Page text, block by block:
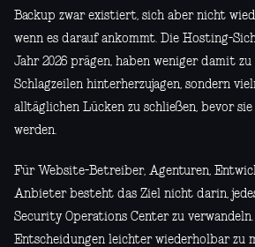
Backup zwar existiert, sich aber nicht
wenn es darauf ankommt. Die Hosting-
Jahr 2026 prägen, haben weniger damit
Schlagzeilen hinterherzujagen, sondern
alltäglichen Lücken zu schließen, bevor
werden.
Für Website-Betreiber, Agenturen,
Anbieter besteht das Ziel nicht darin,
Security Operations Center zu
Entscheidungen leichter wiederholbar zu